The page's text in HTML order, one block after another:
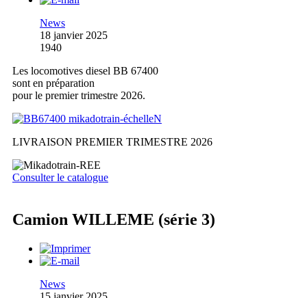
News
18 janvier 2025
1940
Les locomotives diesel BB 67400
sont en préparation
pour le premier trimestre 2026.
LIVRAISON PREMIER TRIMESTRE 2026
Consulter le catalogue
Camion WILLEME (série 3)
News